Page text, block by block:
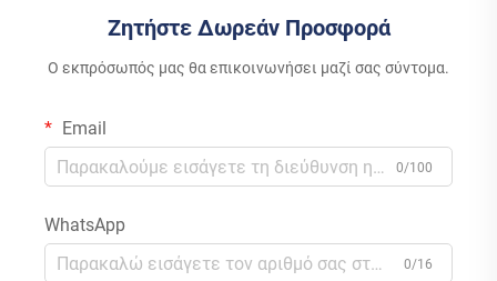
Ζητήστε Δωρεάν Προσφορά
Ο εκπρόσωπός μας θα επικοινωνήσει μαζί σας σύντομα.
Email
0/100
WhatsApp
0/16